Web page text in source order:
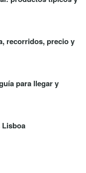
recorridos, precio y
para llegar y
Lisboa